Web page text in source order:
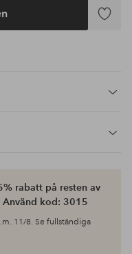
Lägg
rabatt på resten av
kod: 3015
11/8. Se fullständiga